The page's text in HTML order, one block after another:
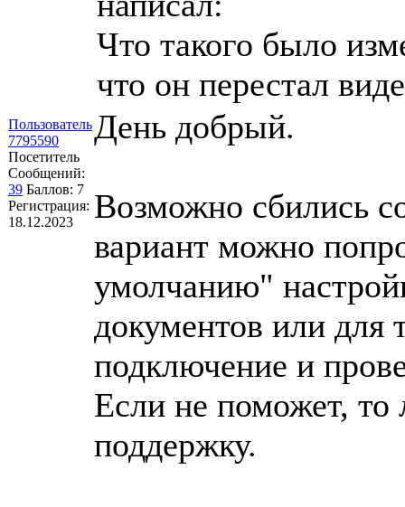
Пользователь
7795590
Посетитель
Сообщений:
39 Баллов: 7
Регистрация:
18.12.2023
Что такого было
что он перестал
День добрый.
Возможно сбились
вариант можно
умолчанию"
документов или для
подключение и
Если не поможет, то
поддержку.